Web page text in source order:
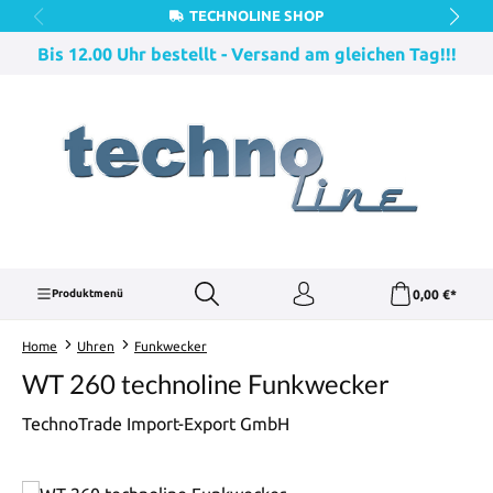
Zum Hauptinhalt springenTECHNOLINE SHOP
Bis 12.00 Uhr bestellt - Versand am gleichen Tag!!!
Produktmenü 0,00 €*
Home Uhren Funkwecker
WT 260 technoline Funkwecker
TechnoTrade Import-Export GmbH